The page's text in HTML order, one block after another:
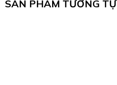
SẢN PHẨM TƯƠNG TỰ